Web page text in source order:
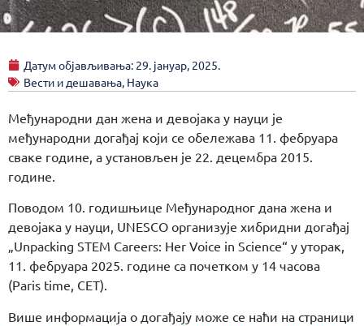
Датум објављивања: 29. јануар, 2025.
Вести и дешавања, Наука
Међународни дан жена и девојака у науци је
међународни догађај који се обележава 11. фебруара
сваке године, а установљен је 22. децембра 2015.
године.
Поводом 10. годишњице Међународног дана жена и
девојака у науци, UNESCO организује хибридни догађај
„Unpacking STEM Careers: Her Voice in Science“ у уторак,
11. фебруара 2025. године са почетком у 14 часова
(Paris time, CET).
Више информација о догађају може се наћи на страници